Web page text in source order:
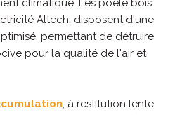
climatique. Les poêle bois
Altech, disposent d'une
permettant de détruire
pour la qualité de l'air et
, à restitution lente